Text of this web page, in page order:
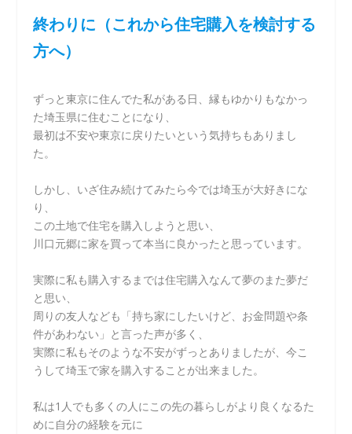
終わりに（これから住宅購入を検討する
方へ）
ずっと東京に住んでた私がある日、縁もゆかりもなかっ
た埼玉県に住むことになり、
最初は不安や東京に戻りたいという気持ちもありまし
た。
しかし、いざ住み続けてみたら今では埼玉が大好きにな
り、
この土地で住宅を購入しようと思い、
川口元郷に家を買って本当に良かったと思っています。
実際に私も購入するまでは住宅購入なんて夢のまた夢だ
と思い、
周りの友人なども「持ち家にしたいけど、お金問題や条
件があわない」と言った声が多く、
実際に私もそのような不安がずっとありましたが、今こ
うして埼玉で家を購入することが出来ました。
私は1人でも多くの人にこの先の暮らしがより良くなるた
めに自分の経験を元に